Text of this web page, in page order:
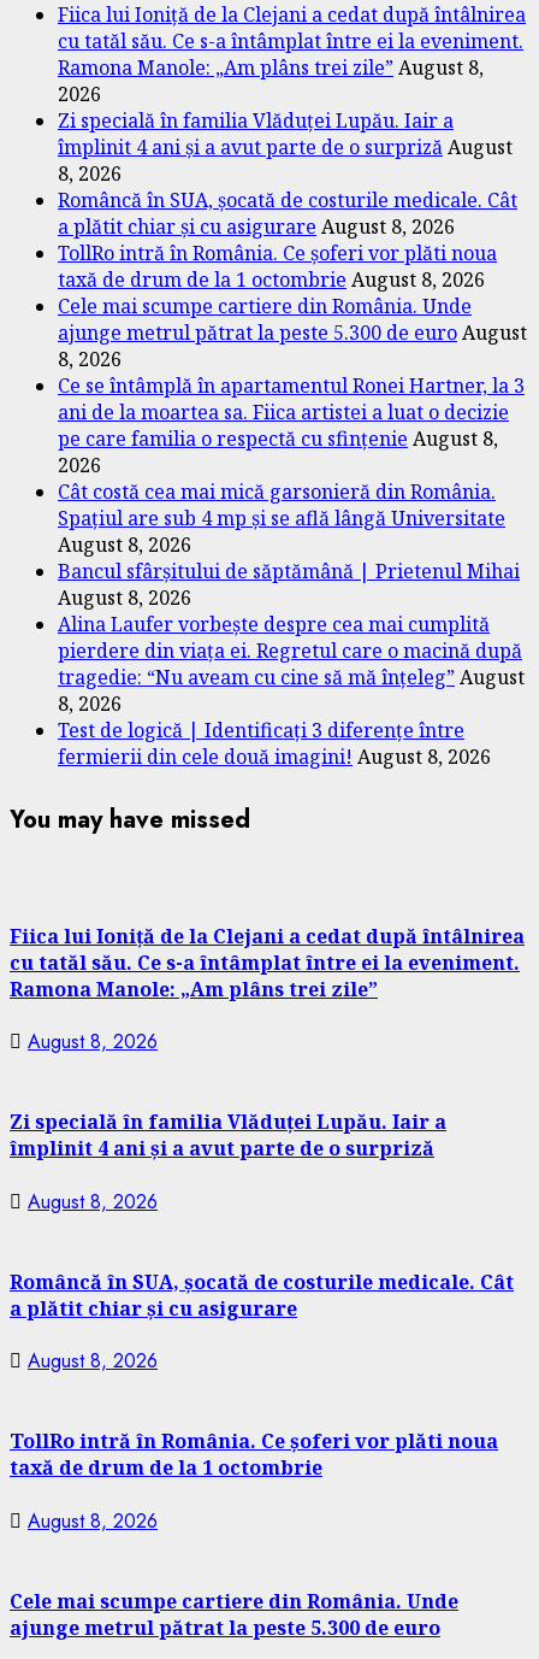
Fiica lui Ioniță de la Clejani a cedat după întâlnirea
cu tatăl său. Ce s-a întâmplat între ei la eveniment.
Ramona Manole: „Am plâns trei zile”August 8,
2026
Zi specială în familia Vlăduței Lupău. Iair a
împlinit 4 ani și a avut parte de o surprizăAugust
8, 2026
Româncă în SUA, șocată de costurile medicale. Cât
a plătit chiar și cu asigurare August 8, 2026
TollRo intră în România. Ce șoferi vor plăti noua
taxă de drum de la 1 octombrie August 8, 2026
Cele mai scumpe cartiere din România. Unde
ajunge metrul pătrat la peste 5.300 de euroAugust
8, 2026
Ce se întâmplă în apartamentul Ronei Hartner, la 3
ani de la moartea sa. Fiica artistei a luat o decizie
pe care familia o respectă cu sfințenie August 8,
2026
Cât costă cea mai mică garsonieră din România.
Spațiul are sub 4 mp și se află lângă Universitate
August 8, 2026
Bancul sfârșitului de săptămână | Prietenul Mihai
August 8, 2026
Alina Laufer vorbește despre cea mai cumplită
pierdere din viața ei. Regretul care o macină după
tragedie: “Nu aveam cu cine să mă înțeleg”August
8, 2026
Test de logică | Identificați 3 diferențe între
fermierii din cele două imagini! August 8, 2026
You may have missed
Fiica lui Ioniță de la Clejani a cedat după întâlnirea
cu tatăl său. Ce s-a întâmplat între ei la eveniment.
Ramona Manole: „Am plâns trei zile”
August 8, 2026
Zi specială în familia Vlăduței Lupău. Iair a
împlinit 4 ani și a avut parte de o surpriză
August 8, 2026
Româncă în SUA, șocată de costurile medicale. Cât
a plătit chiar și cu asigurare
August 8, 2026
TollRo intră în România. Ce șoferi vor plăti noua
taxă de drum de la 1 octombrie
August 8, 2026
Cele mai scumpe cartiere din România. Unde
ajunge metrul pătrat la peste 5.300 de euro